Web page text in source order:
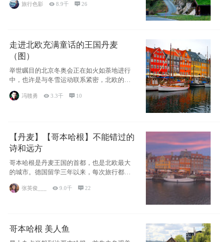
旅行色影 8.9千 26
走进北欧充满童话的王国丹麦
（图）
举世瞩目的北京冬奥会正在如火如荼地进行
中，也许是与冬雪运动联系紧密，北欧的一
些国家因
冯赣勇 3.3千  10
【丹麦】【哥本哈根】不能错过的
诗和远方
哥本哈根是丹麦王国的首都，也是北欧最大
的城市。德国留学三年以来，每次旅行都是
张英俊___ 9.0千 22
哥本哈根 美人鱼